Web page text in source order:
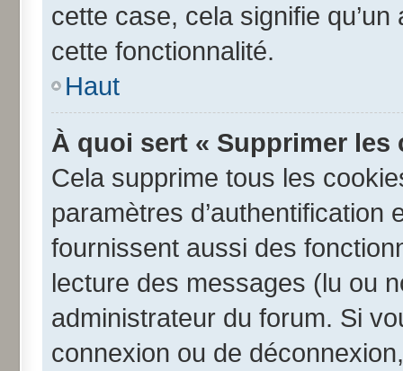
cette case, cela signifie
cette fonctionnalité.
Haut
À quoi sert « Supprimer
Cela supprime tous les
paramètres
fournissent aussi des
lecture des messages (lu ou
administrateur du forum. Si
connexion ou de